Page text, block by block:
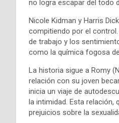
no logra escapar del todo
Nicole Kidman y Harris
compitiendo por el
de trabajo y los
como la química fogosa
La historia sigue a Romy
relación con su joven
inicia un viaje de
la intimidad. Esta relación,
prejuicios sobre la